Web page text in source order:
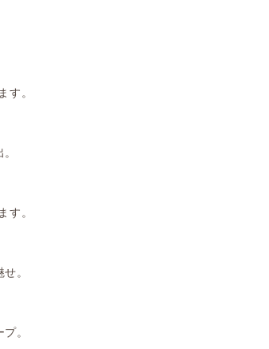
す。
す。
。
。